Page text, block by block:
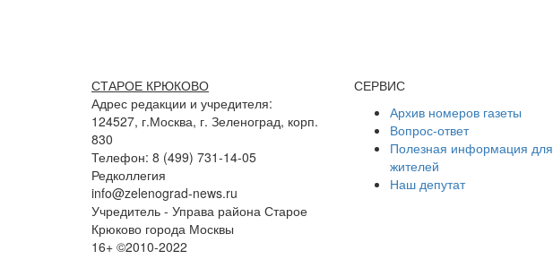
СТАРОЕ КРЮКОВО
Адрес редакции и учредителя:
124527, г.Москва, г. Зеленоград, корп.
830
Телефон: 8 (499) 731-14-05
Редколлегия
info@zelenograd-news.ru
Учредитель - Управа района Старое
Крюково города Москвы
16+ ©2010-2022
СЕРВИС
Архив номеров газеты
Вопрос-ответ
Полезная информация для
жителей
Наш депутат